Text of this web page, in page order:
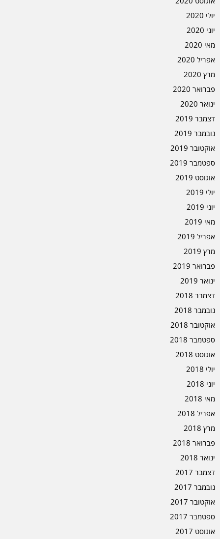
יולי 2020
יוני 2020
מאי 2020
אפריל 2020
מרץ 2020
פברואר 2020
ינואר 2020
דצמבר 2019
נובמבר 2019
אוקטובר 2019
ספטמבר 2019
אוגוסט 2019
יולי 2019
יוני 2019
מאי 2019
אפריל 2019
מרץ 2019
פברואר 2019
ינואר 2019
דצמבר 2018
נובמבר 2018
אוקטובר 2018
ספטמבר 2018
אוגוסט 2018
יולי 2018
יוני 2018
מאי 2018
אפריל 2018
מרץ 2018
פברואר 2018
ינואר 2018
דצמבר 2017
נובמבר 2017
אוקטובר 2017
ספטמבר 2017
אוגוסט 2017